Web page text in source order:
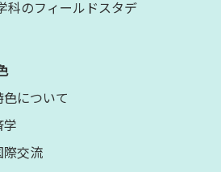
科のフィールドスタデ
について
学
際交流